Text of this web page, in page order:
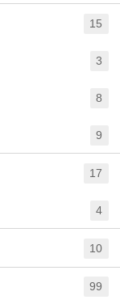
15
3
8
9
17
4
10
99